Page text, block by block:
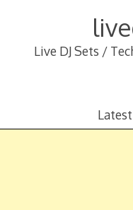
Live DJ Sets /